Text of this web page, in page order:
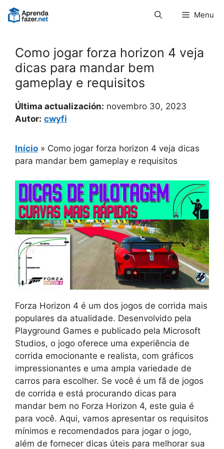
Pular
para
Menu
Como jogar forza horizon 4 veja
dicas para mandar bem
gameplay e requisitos
Última actualización: novembro 30, 2023
Autor: cwyfi
Início » Como jogar forza horizon 4 veja dicas
para mandar bem gameplay e requisitos
Forza Horizon 4 é um dos jogos de corrida mais
populares da atualidade. Desenvolvido pela
Playground Games e publicado pela Microsoft
Studios, o jogo oferece uma experiência de
corrida emocionante e realista, com gráficos
impressionantes e uma ampla variedade de
carros para escolher. Se você é um fã de jogos
de corrida e está procurando dicas para
mandar bem no Forza Horizon 4, este guia é
para você. Aqui, vamos apresentar os requisitos
mínimos e recomendados para jogar o jogo,
além de fornecer dicas úteis para melhorar sua